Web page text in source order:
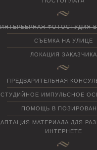
ИНТЕРЬЕРНАЯ ФОТОСТУДИЯ
СЪЕМКА НА УЛИЦЕ
ЛОКАЦИЯ ЗАКАЗЧИКА
ПРЕДВАРИТЕЛЬНАЯ
СТУДИЙНОЕ ИМПУЛЬСНОЕ
ПОМОЩЬ В
МАТЕРИАЛА ДЛЯ
ИНТЕРНЕТЕ